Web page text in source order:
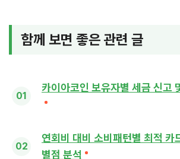
함께 보면 좋은 관련 글
카이아코인 보유자별 세금 신고
연회비 대비 소비패턴별 최적 카
별점 분석